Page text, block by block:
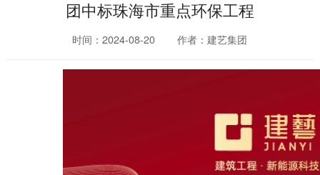
团中标珠海市重点环保工程
时间：2024-08-20 作者：建艺集团